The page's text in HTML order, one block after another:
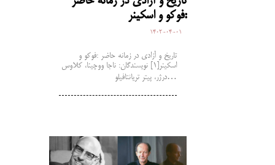
:فوکو و اسکینر
1402-04-01
تاریخ و آزادی در زمانه حاضر :فوکو و
اسکینر[1] نویسندگان: ناجا ووچینا، کلاوس
درژر، پیتر تریانتافیلو…